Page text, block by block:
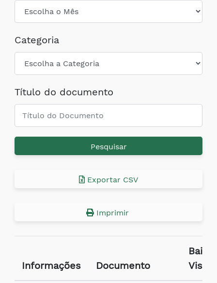
Categoria
Título do documento
Pesquisar
Exportar CSV
Imprimir
Informações Documento